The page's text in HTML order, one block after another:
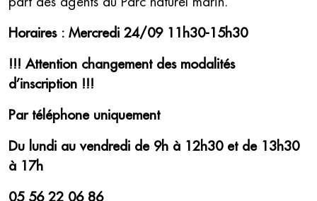
Horaires : Mercredi 24/09 11h30-15h30
!!! Attention changement des modalités
d’inscription !!!
Par téléphone uniquement
Du lundi au vendredi de 9h à 12h30 et de 13h30
à 17h
05 56 22 06 86